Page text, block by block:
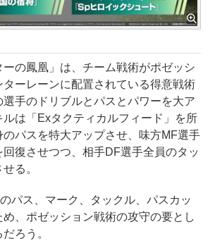
の鳳凰」は、チーム戦術がポゼッシ
ターレーンに配置されている得意戦術
手のドリブルとパスとパワーを大ア
ルは「Exタクティカルフィード」を所
パスを特大アップさせ、味方MF選手
復させつつ、相手DF選手全員のタッ
る。
パス、マーク、タックル、パスカッ
め、ポゼッション戦術の攻守の要とし
ろう。